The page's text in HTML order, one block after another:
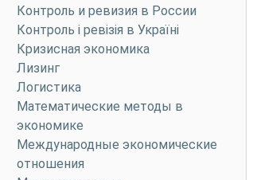
Контроль и ревизия в России
Контроль і ревізія в Україні
Кризисная экономика
Лизинг
Логистика
Математические методы в
экономике
Международные экономические
отношения